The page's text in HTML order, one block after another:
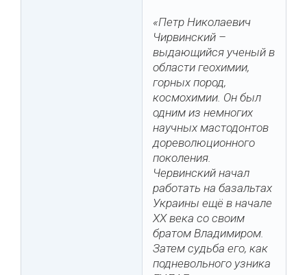
«Петр Николаевич
Чирвинский –
выдающийся ученый в
области геохимии,
горных пород,
космохимии. Он был
одним из немногих
научных мастодонтов
дореволюционного
поколения.
Червинский начал
работать на базальтах
Украины ещё в начале
XX века со своим
братом Владимиром.
Затем судьба его, как
подневольного узника